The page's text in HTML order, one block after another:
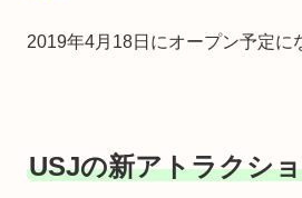
2019年4月18日にオープン予定に
USJの新アトラクシ